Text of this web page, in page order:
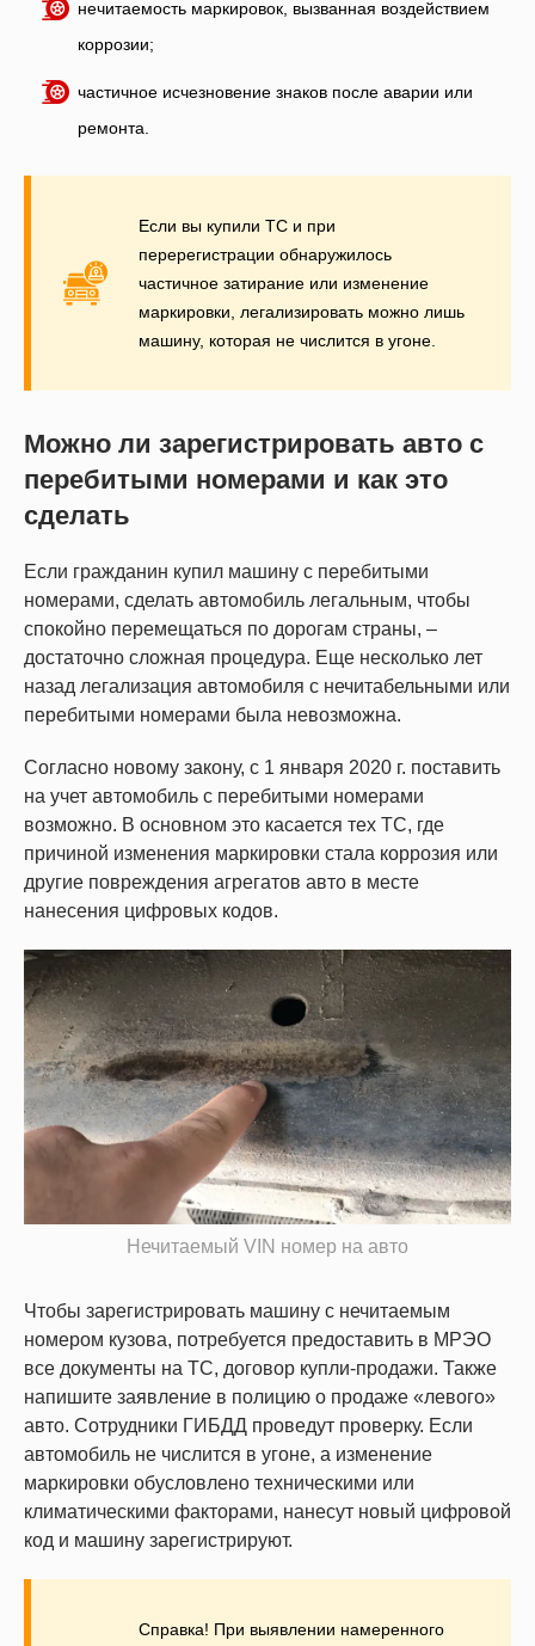
нечитаемость маркировок, вызванная воздействием
коррозии;
частичное исчезновение знаков после аварии или
ремонта.
Если вы купили ТС и при
перерегистрации обнаружилось
частичное затирание или изменение
маркировки, легализировать можно лишь
машину, которая не числится в угоне.
Можно ли зарегистрировать авто с
перебитыми номерами и как это
сделать
Если гражданин купил машину с перебитыми
номерами, сделать автомобиль легальным, чтобы
спокойно перемещаться по дорогам страны, –
достаточно сложная процедура. Еще несколько лет
назад легализация автомобиля с нечитабельными или
перебитыми номерами была невозможна.
Согласно новому закону, с 1 января 2020 г. поставить
на учет автомобиль с перебитыми номерами
возможно. В основном это касается тех ТС, где
причиной изменения маркировки стала коррозия или
другие повреждения агрегатов авто в месте
нанесения цифровых кодов.
Нечитаемый VIN номер на авто
Чтобы зарегистрировать машину с нечитаемым
номером кузова, потребуется предоставить в МРЭО
все документы на ТС, договор купли-продажи. Также
напишите заявление в полицию о продаже «левого»
авто. Сотрудники ГИБДД проведут проверку. Если
автомобиль не числится в угоне, а изменение
маркировки обусловлено техническими или
климатическими факторами, нанесут новый цифровой
код и машину зарегистрируют.
Справка! При выявлении намеренного